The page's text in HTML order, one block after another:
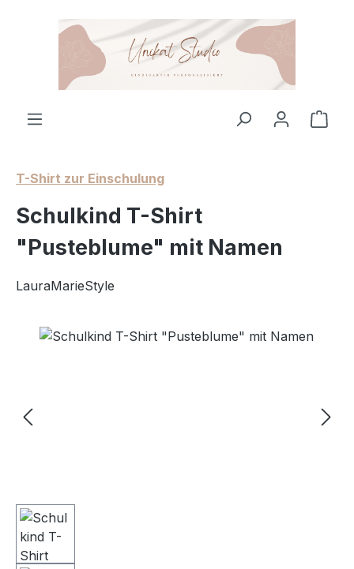
Zum Hauptinhalt springen
T-Shirt zur Einschulung
Schulkind T-Shirt
"Pusteblume" mit Namen
LauraMarieStyle
Bildergalerie überspringen